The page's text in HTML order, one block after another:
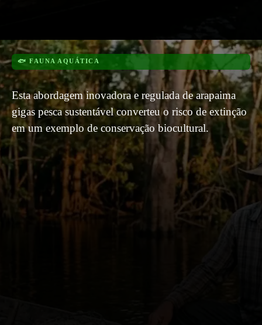
🐟 FAUNA AQUÁTICA
Esta abordagem inovadora e regulada de arapaima
gigas pesca sustentável converteu o risco de extinção
em um exemplo de conservação biocultural.